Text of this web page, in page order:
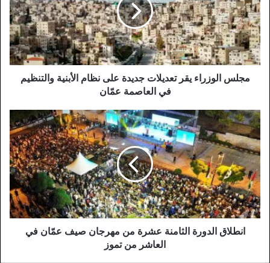
جديدة
على
نظام
الأبنية
والتنظيم
مجلس الوزراء يقر تعديلات جديدة على نظام الأبنية والتنظيم
في العاصمة عمّان
انطلاق
الدورة
الثامنة
عشرة
من
مهرجان
صيف
عمّان
في
العاشرانطلاق الدورة الثامنة عشرة من مهرجان صيف عمّان في
العاشر من تموز